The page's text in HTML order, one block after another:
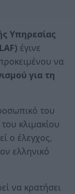
Υπηρεσίας
έγινε
να
για τη
του
κλιμακίου
ο έλεγχος,
ελληνικό
να κρατήσει